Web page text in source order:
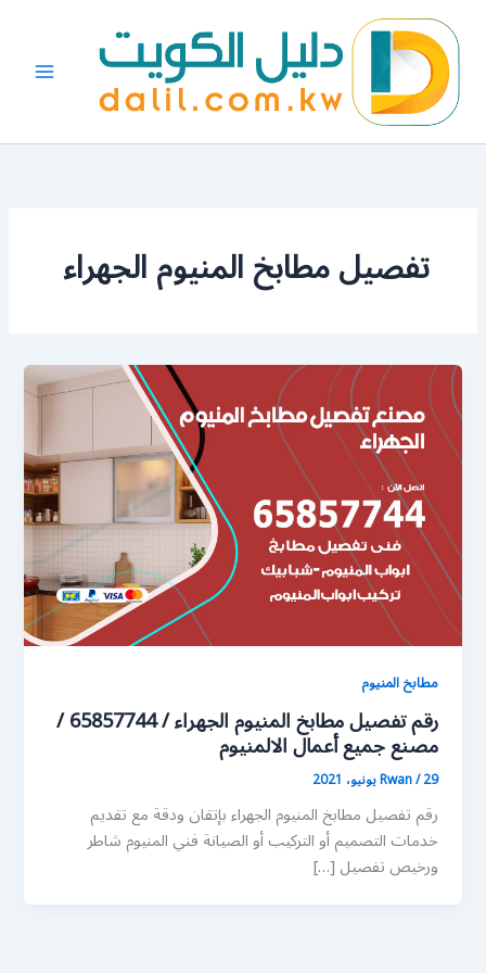
المحتوى
تفصيل مطابخ المنيوم الجهراء
مطابخ المنيوم
رقم تفصيل مطابخ المنيوم الجهراء / 65857744 /
مصنع جميع أعمال الالمنيوم
Rwan/29 يونيو، 2021
رقم تفصيل مطابخ المنيوم الجهراء بإتقان ودقة مع تقديم
خدمات التصميم أو التركيب أو الصيانة فني المنيوم شاطر
ورخيص تفصيل […]